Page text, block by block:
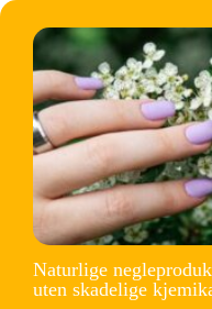
Naturlige
uten skadelige